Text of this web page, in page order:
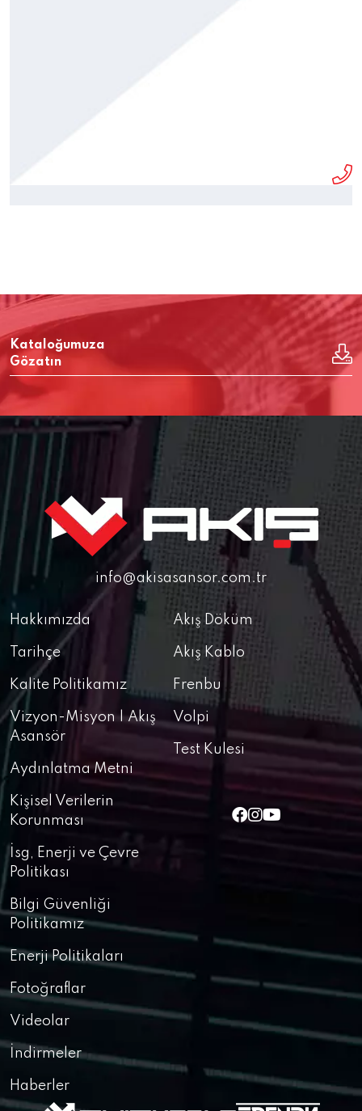
Kataloğumuza
Gözatın
info@akisasansor.com.tr
Hakkımızda
Tarihçe
Kalite Politikamız
Vizyon-Misyon | Akış
Asansör
Aydınlatma Metni
Kişisel Verilerin
Korunması
İsg, Enerji ve Çevre
Politikası
Bilgi Güvenliği
Politikamız
Enerji Politikaları
Akış Döküm
Akış Kablo
Frenbu
Volpi
Test Kulesi
Fotoğraflar
Videolar
İndirmeler
Haberler